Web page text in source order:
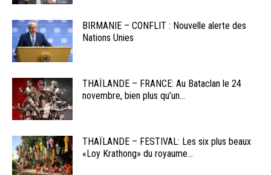
BIRMANIE – CONFLIT : Nouvelle alerte des
Nations Unies
THAÏLANDE – FRANCE: Au Bataclan le 24
novembre, bien plus qu’un...
THAÏLANDE – FESTIVAL: Les six plus beaux
«Loy Krathong» du royaume...